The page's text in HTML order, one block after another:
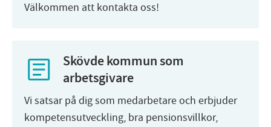
Välkommen att kontakta oss!
Skövde kommun som
arbetsgivare
Vi satsar på dig som medarbetare och erbjuder
kompetensutveckling, bra pensionsvillkor,